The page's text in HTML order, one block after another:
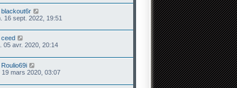
blackout6r
16 sept. 2022, 19:51
ceed
05 avr. 2020, 20:14
Roulio69i
19 mars 2020, 03:07